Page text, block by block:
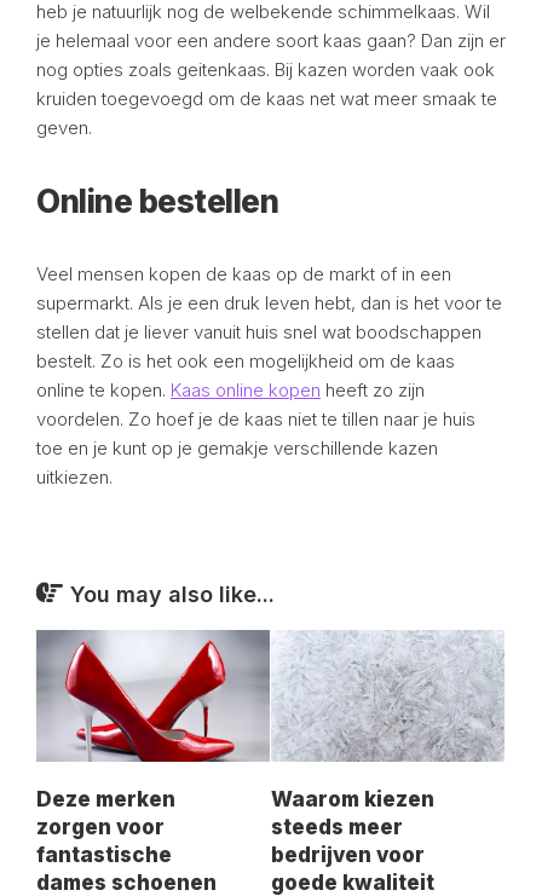
heb je natuurlijk nog de welbekende schimmelkaas. Wil
je helemaal voor een andere soort kaas gaan? Dan zijn er
nog opties zoals geitenkaas. Bij kazen worden vaak ook
kruiden toegevoegd om de kaas net wat meer smaak te
geven.
Online bestellen
Veel mensen kopen de kaas op de markt of in een
supermarkt. Als je een druk leven hebt, dan is het voor te
stellen dat je liever vanuit huis snel wat boodschappen
bestelt. Zo is het ook een mogelijkheid om de kaas
online te kopen. Kaas online kopen heeft zo zijn
voordelen. Zo hoef je de kaas niet te tillen naar je huis
toe en je kunt op je gemakje verschillende kazen
uitkiezen.
You may also like...
Deze merken
zorgen voor
fantastische
dames schoenen
Waarom kiezen
steeds meer
bedrijven voor
goede kwaliteit